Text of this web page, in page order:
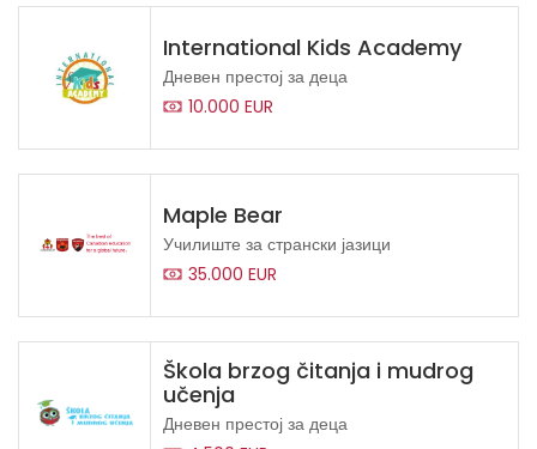
International Kids Academy
Дневен престој за деца
10.000 EUR
Maple Bear
Училиште за странски јазици
35.000 EUR
Škola brzog čitanja i mudrog
učenja
Дневен престој за деца